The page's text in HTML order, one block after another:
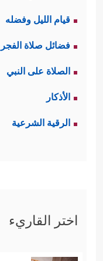
قيام الليل وفضله
فضائل صلاة الفجر
الصلاة على النبي
الأذكار
الرقية الشرعية
اختر القاريء